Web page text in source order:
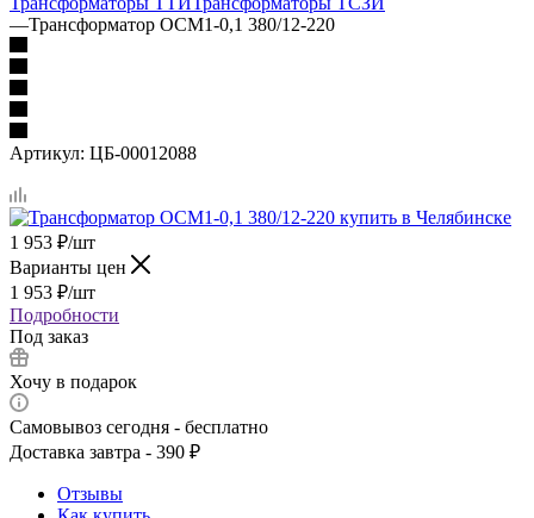
—Трансформатор ОСМ1-0,1 380/12-220
Артикул: ЦБ-00012088
1 953 ₽/шт
Варианты цен
1 953 ₽/шт
Подробности
Под заказ
Хочу в подарок
Самовывоз сегодня - бесплатно
Доставка завтра - 390 ₽
Отзывы